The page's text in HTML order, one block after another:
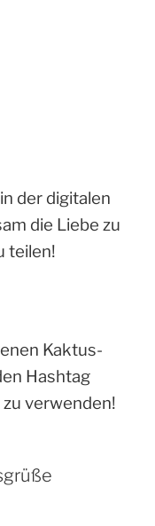
der digitalen
die Liebe zu
teilen!
Kaktus-
Hashtag
verwenden!